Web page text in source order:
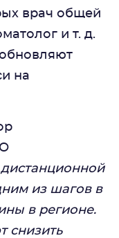
врач общей
и т. д.
на
из шагов в
в регионе.
снизить